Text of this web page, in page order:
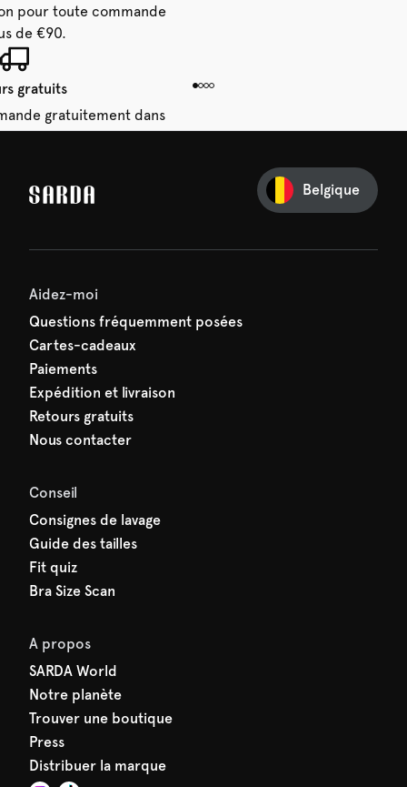
pour toute commande
de €90.
gratuits
gratuitement dans
jours.
commande
Belgique
Aidez-moi
Questions fréquemment posées
Cartes-cadeaux
Paiements
Expédition et livraison
Retours gratuits
Nous contacter
Conseil
Consignes de lavage
Guide des tailles
Fit quiz
Bra Size Scan
A propos
SARDA World
Notre planète
Trouver une boutique
Press
Distribuer la marque